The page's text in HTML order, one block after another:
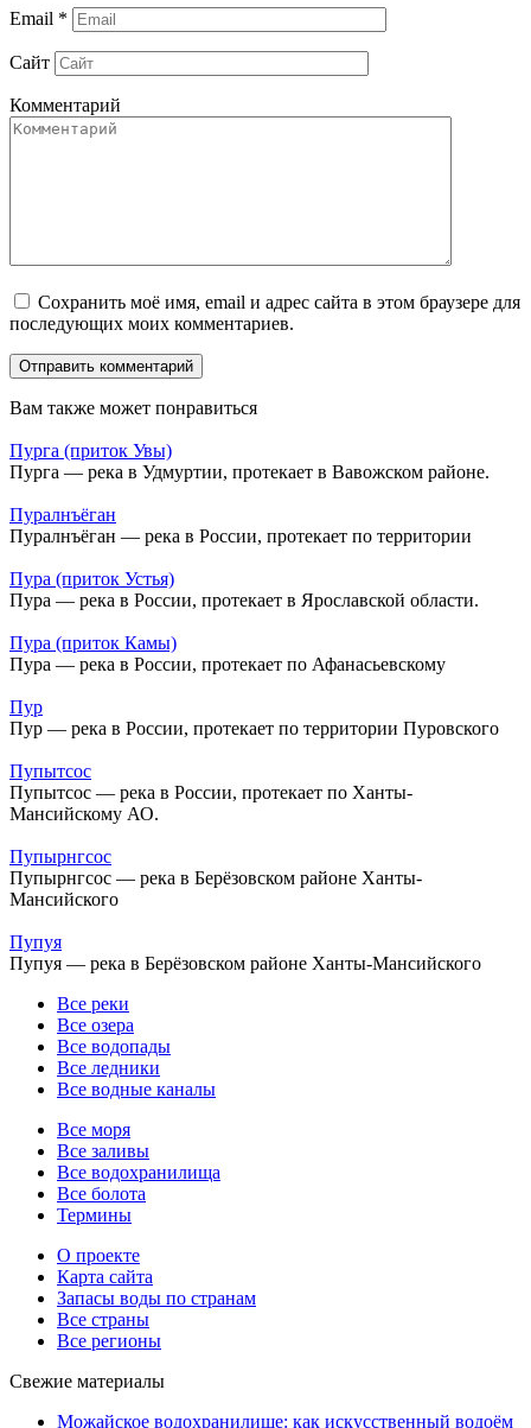
Email *
Сайт
Комментарий
Сохранить моё имя, email и адрес сайта в этом браузере для
последующих моих комментариев.
Вам также может понравиться
Пурга (приток Увы)
Пурга — река в Удмуртии, протекает в Вавожском районе.
Пуралнъёган
Пуралнъёган — река в России, протекает по территории
Пура (приток Устья)
Пура — река в России, протекает в Ярославской области.
Пура (приток Камы)
Пура — река в России, протекает по Афанасьевскому
Пур
Пур — река в России, протекает по территории Пуровского
Пупытсос
Пупытсос — река в России, протекает по Ханты-
Мансийскому АО.
Пупырнгсос
Пупырнгсос — река в Берёзовском районе Ханты-
Мансийского
Пупуя
Пупуя — река в Берёзовском районе Ханты-Мансийского
Все реки
Все озера
Все водопады
Все ледники
Все водные каналы
Все моря
Все заливы
Все водохранилища
Все болота
Термины
О проекте
Карта сайта
Запасы воды по странам
Все страны
Все регионы
Свежие материалы
Можайское водохранилище: как искусственный водоём